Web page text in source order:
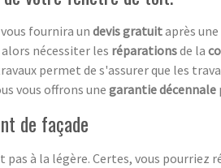
fournira un devis gratuitaprès
nécessiter les réparationsde la
permet de s'assurer que les
vous offrons une garantie décennale
de façade
pas à la légère. Certes, vous pourriez